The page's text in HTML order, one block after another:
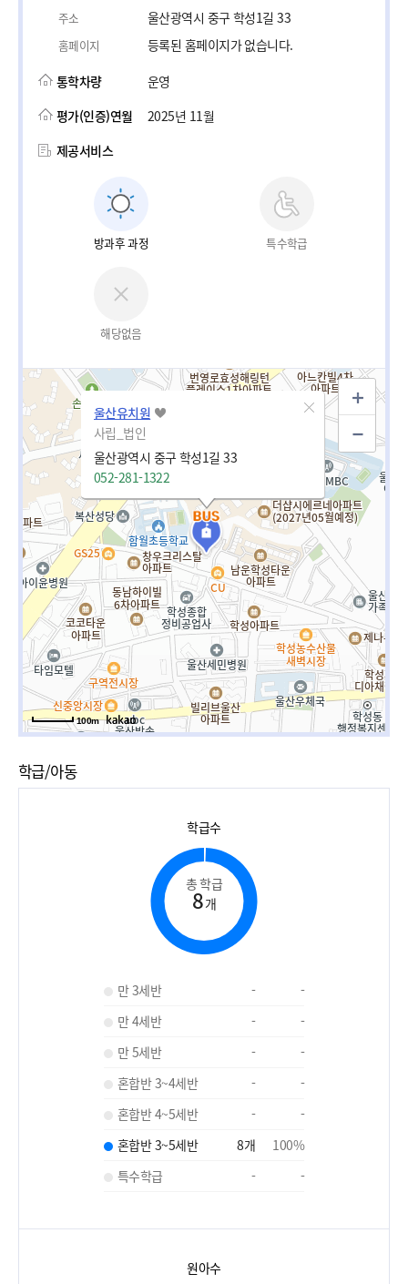
주소 울산광역시 중구 학성1길 33
홈페이지
등록된 홈페이지가 없습니다.
통학차량
운영
평가(인증)연월
2025년 11월
제공서비스
방과후 과정 특수학급
해당없음
울산유치원
사립_법인
울산광역시 중구 학성1길 33
052-281-1322
100m
학급/아동
학급수
총 학급
8개
만 3세반 -
-
만 4세반
-
-
만 5세반
-
-
혼합반 3~4세반
-
-
혼합반 4~5세반
-
-
혼합반 3~5세반
8개 100%
특수학급
- -
원아수